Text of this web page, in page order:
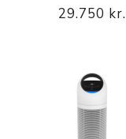
29.750 kr.